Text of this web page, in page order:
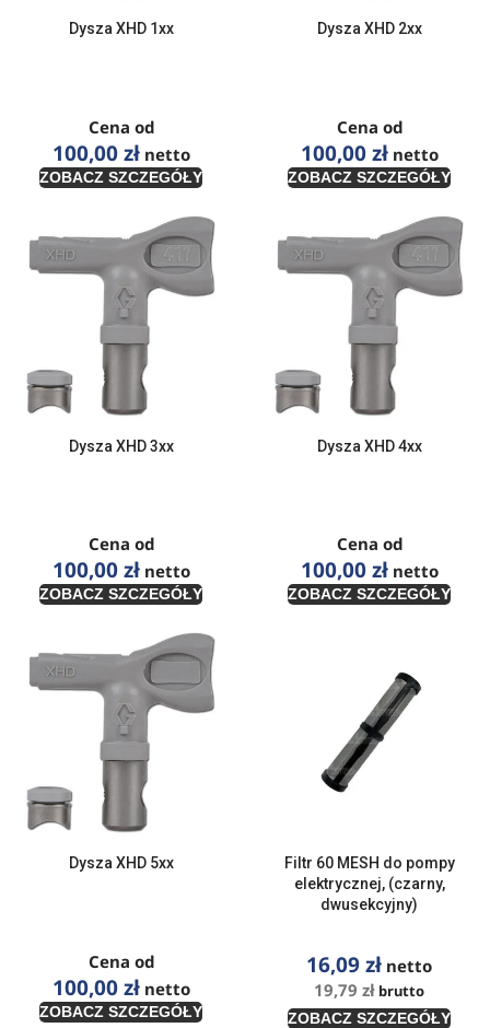
Dysza XHD 1xx
Cena od
100,00złnetto
ZOBACZ SZCZEGÓŁY
Dysza XHD 2xx
Cena od
100,00złnetto
ZOBACZ SZCZEGÓŁY
Dysza XHD 3xx
Cena od
100,00złnetto
ZOBACZ SZCZEGÓŁY
Dysza XHD 4xx
Cena od
100,00złnetto
ZOBACZ SZCZEGÓŁY
Dysza XHD 5xx
Cena od
100,00złnetto
ZOBACZ SZCZEGÓŁY
Filtr 60 MESH do pompy
elektrycznej, (czarny,
dwusekcyjny)
16,09zł netto
19,79 zł brutto
ZOBACZ SZCZEGÓŁY